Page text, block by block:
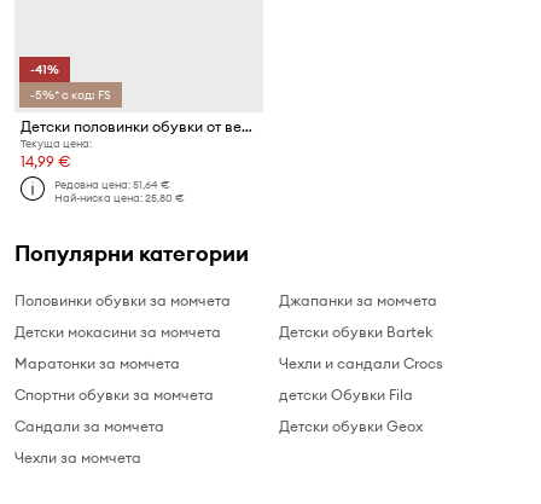
-41%
-5%* с код: FS
Детски половинки обувки от велур Mayoral
Текуща цена:
14,99 €
Редовна цена:51,64 €
Най-ниска цена:25,80 €
Популярни категории
Половинки обувки за момчета
Детски мокасини за момчета
Маратонки за момчета
Спортни обувки за момчета
Сандали за момчета
Чехли за момчета
Джапанки за момчета
Детски обувки Bartek
Чехли и сандали Crocs
детски Обувки Fila
Детски обувки Geox